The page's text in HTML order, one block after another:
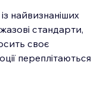
найвизнаніших
стандарти,
своє
переплітаються